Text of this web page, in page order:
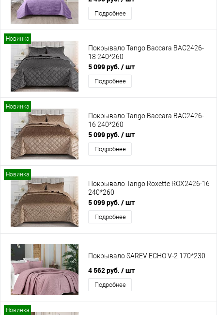
Подробнее
Новинка
Покрывало Tango Baccara BAC2426-
18 240*260
5 099 руб. / шт
Подробнее
Новинка
Покрывало Tango Baccara BAC2426-
16 240*260
5 099 руб. / шт
Подробнее
Новинка
Покрывало Tango Roxette ROX2426-16
240*260
5 099 руб. / шт
Подробнее
Покрывало SAREV ECHO V-2 170*230
4 562 руб. / шт
Подробнее
Новинка